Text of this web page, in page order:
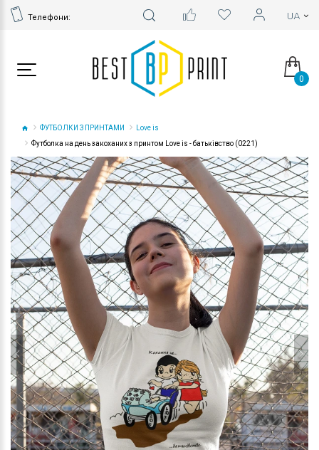
Телефони:
0
ФУТБОЛКИ З ПРИНТАМИ
Love is
Футболка на день закоханих з принтом Love is - батьківство (0221)